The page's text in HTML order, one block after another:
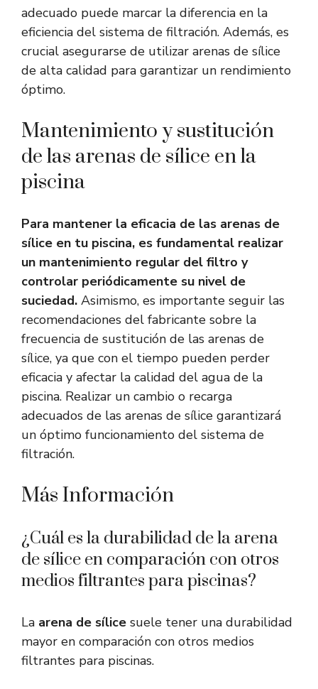
adecuado puede marcar la diferencia en la
eficiencia del sistema de filtración. Además, es
crucial asegurarse de utilizar arenas de sílice
de alta calidad para garantizar un rendimiento
óptimo.
Mantenimiento y sustitución
de las arenas de sílice en la
piscina
Para mantener la eficacia de las arenas de
sílice en tu piscina, es fundamental realizar
un mantenimiento regular del filtro y
controlar periódicamente su nivel de
suciedad. Asimismo, es importante seguir las
recomendaciones del fabricante sobre la
frecuencia de sustitución de las arenas de
sílice, ya que con el tiempo pueden perder
eficacia y afectar la calidad del agua de la
piscina. Realizar un cambio o recarga
adecuados de las arenas de sílice garantizará
un óptimo funcionamiento del sistema de
filtración.
Más Información
¿Cuál es la durabilidad de la arena
de sílice en comparación con otros
medios filtrantes para piscinas?
La arena de sílice suele tener una durabilidad
mayor en comparación con otros medios
filtrantes para piscinas.